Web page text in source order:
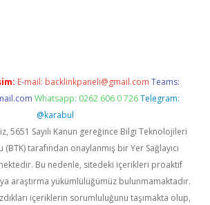
E-mail: backlinkpaneli@gmail.com Teams:
Whatsapp: 0262 606 0 726 Telegram:
@karabul
5651 Sayılı Kanun gereğince Bilgi Teknolojileri
tarafından onaylanmış bir Yer Sağlayıcı
Bu nedenle, sitedeki içerikleri proaktif
araştırma yükümlülüğümüz bulunmamaktadır.
içeriklerin sorumluluğunu taşımakta olup,